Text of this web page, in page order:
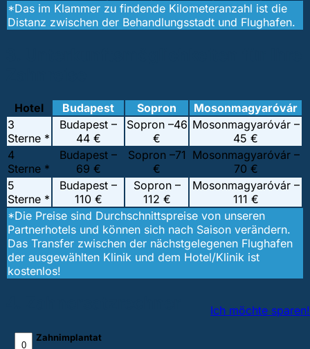
*Das im Klammer zu findende Kilometeranzahl ist die
Distanz zwischen der Behandlungsstadt und Flughafen.
Hotel Budapest Sopron
Mosonmagyaróvár
3
Sterne *
Budapest –
44 €
Sopron –46
€
Mosonmagyaróvár –
45 €
4
Sterne *
Budapest –
69 €
Sopron –71
€
Mosonmagyaróvár –
70 €
5
Sterne *
Budapest –
110 €
Sopron –
112 €
Mosonmagyaróvár –
111 €
*Die Preise sind Durchschnittspreise von unseren
Partnerhotels und können sich nach Saison verändern.
Das Transfer zwischen der nächstgelegenen Flughafen
der ausgewählten Klinik und dem Hotel/Klinik ist
kostenlos!
Ich möchte sparen!
Zahnimplantat